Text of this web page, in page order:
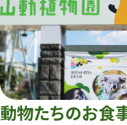
動物たちのお食